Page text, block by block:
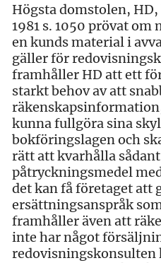
Högsta domstolen,
1981 s. 1050 prövat
en kunds material i
gäller för
framhåller HD att ett
starkt behov av att
kunna fullgöra sina
bokföringslagen och
rätt att kvarhålla
påtryckningsmedel
det kan få företaget att
ersättningsanspråk
framhåller även att
inte har något
redovisningskonsulten